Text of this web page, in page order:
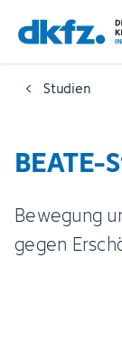
Zum
Hauptinhalt
springen
Zur
Fußzeile
springen
Studien
BEATE-
Bewegung
gegen